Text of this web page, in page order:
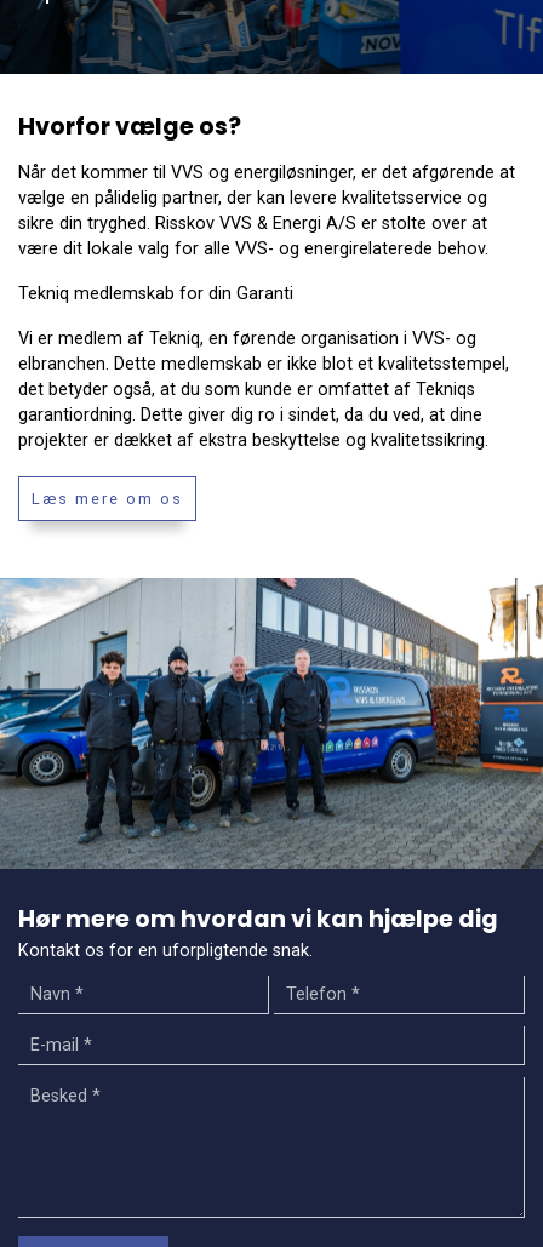
Hvorfor vælge os?
Når det kommer til VVS og energiløsninger, er det afgørende at
vælge en pålidelig partner, der kan levere kvalitetsservice og
sikre din tryghed. Risskov VVS & Energi A/S er stolte over at
være dit lokale valg for alle VVS- og energirelaterede behov.
Tekniq medlemskab for din Garanti
Vi er medlem af Tekniq, en førende organisation i VVS- og
elbranchen. Dette medlemskab er ikke blot et kvalitetsstempel,
det betyder også, at du som kunde er omfattet af Tekniqs
garantiordning. Dette giver dig ro i sindet, da du ved, at dine
projekter er dækket af ekstra beskyttelse og kvalitetssikring.
Læs mere om os
Hør mere om hvordan vi kan hjælpe dig
Kontakt os for en uforpligtende snak.